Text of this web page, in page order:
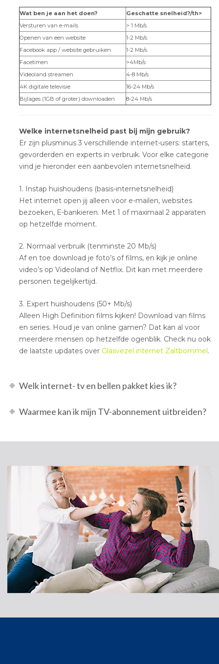
Wat ben je aan het doen?
Geschatte snelheid?/th>
Versturen van e-mails
> 1 Mb/s
Openen van een website
1-2 Mb/s
Facebook app / website gebruiken
1-2 Mb/s
Facetimen
>4Mb/s
Videoland streamen
4-8 Mb/s
4K digitale televisie
16-24 Mb/s
Bijlages (1GB of groter) downloaden
8-24 Mb/s
Welke internetsnelheid past bij mijn gebruik?
Er zijn plusminus 3 verschillende internet-users: starters,
gevorderden en experts in verbruik. Voor elke categorie
vind je hieronder een aanbevolen internetsnelheid.
1. Instap huishoudens (basis-internetsnelheid)
Het internet open jij alleen voor e-mailen, websites
bezoeken, E-bankieren. Met 1 of maximaal 2 apparaten
op hetzelfde moment.
2. Normaal verbruik (tenminste 20 Mb/s)
Af en toe download je foto’s of films, en kijk je online
video’s op Videoland of Netflix. Dit kan met meerdere
personen tegelijkertijd.
3. Expert huishoudens (50+ Mb/s)
Alleen High Definition films kijken! Download van films
en series. Houd je van online gamen? Dat kan al voor
meerdere mensen op hetzelfde ogenblik. Check nu ook
de laatste updates over Glasvezel internet Zaltbommel .
Welk internet- tv en bellen pakket kies ik?
Waarmee kan ik mijn TV-abonnement uitbreiden?